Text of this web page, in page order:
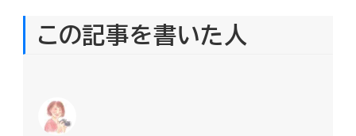
この記事を書いた人